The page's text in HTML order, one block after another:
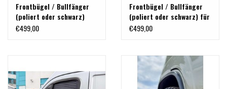
Frontbügel / Bullfänger
(poliert oder schwarz)
für Citroën Jumper 2014+
€499,00
Frontbügel / Bullfänger
(poliert oder schwarz) für
CITROEN JUMPER , Fiat
Peugeot Boxer (jeweils
Modell 2024+), D=60 mm
€499,00